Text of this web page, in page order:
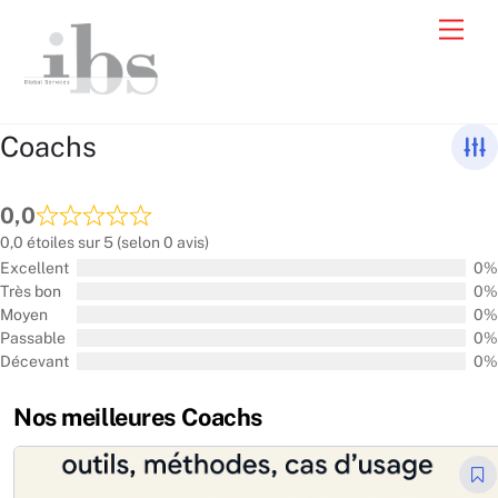
content
Coachs
0,0
0,0 étoiles sur 5 (selon 0 avis)
Excellent
0%
Très bon
0%
Moyen
0%
Passable
0%
Décevant
0%
Nos meilleures Coachs